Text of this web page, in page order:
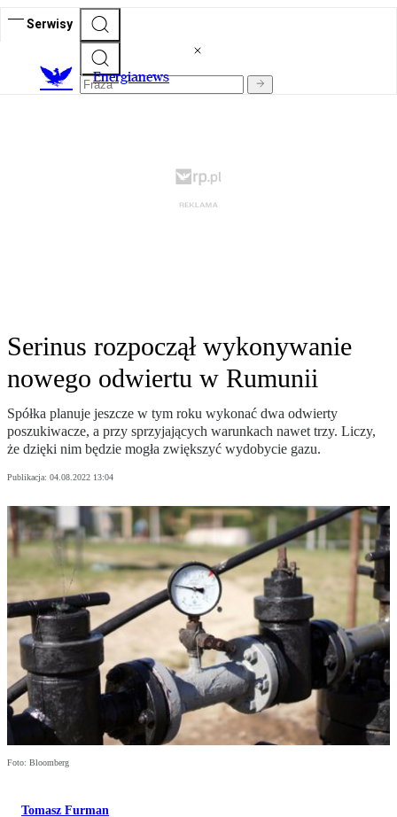
Serwisy
Energianews
Serinus rozpoczął wykonywanie
nowego odwiertu w Rumunii
Spółka planuje jeszcze w tym roku wykonać dwa odwierty
poszukiwacze, a przy sprzyjających warunkach nawet trzy. Liczy,
że dzięki nim będzie mogła zwiększyć wydobycie gazu.
Publikacja: 04.08.2022 13:04
Foto: Bloomberg
Tomasz Furman